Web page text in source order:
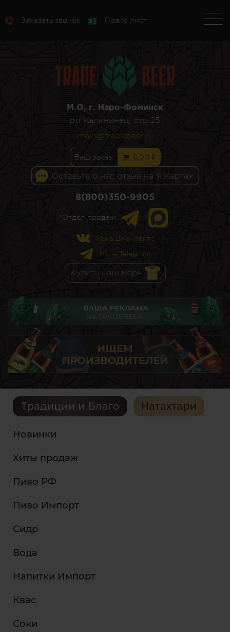
Заказать звонок Прайс лист
М.О, г. Наро-Фоминск
рп Калининец, стр 25
main@tradebeer.ru
Ваш заказ: 0,00 ₽
8(800)350-9905
*Отдел продаж
Мы в ВКонтакте
Мы в Telegram
Новинки
Хиты продаж
Пиво РФ
Пиво Импорт
Сидр
Вода
Напитки Импорт
Квас
Соки